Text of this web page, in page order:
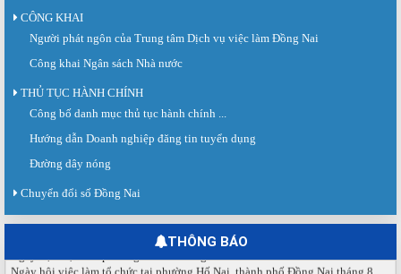
CÔNG KHAI
Người phát ngôn của Trung tâm Dịch vụ việc làm Đồng Nai
Công khai Ngân sách Nhà nước
THỦ TỤC HÀNH CHÍNH
Công bố danh mục thủ tục hành chính ...
Hướng dẫn Doanh nghiệp đăng tin tuyển dụng
Đường dây nóng
Chuyển đổi số Đồng Nai
THÔNG BÁO
Sàn giao dịch việc làm lần thứ 08 năm 2026: Hơn 4.300 cơ hội...
Sáng ngày 03/8/2026, Trung tâm Dịch vụ việc làm Đồng Nai tổ chức Sàn giao
Báo cáo kết quả tổ chức Sàn giao dịch việc làm lần thứ 08/2026 ngày 03
tháng 08 năm 2026.
Ngày hội việc làm phường Hố Nai tháng 8 năm 2026
Ngày hội việc làm tổ chức tại phường Hố Nai, thành phố Đồng Nai tháng 8